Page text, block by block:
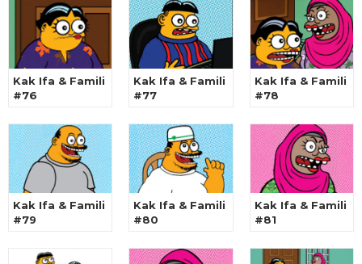
Kak Ifa & Famili
#76
Kak Ifa & Famili
#77
Kak Ifa & Famili
#78
Kak Ifa & Famili
#79
Kak Ifa & Famili
#80
Kak Ifa & Famili
#81